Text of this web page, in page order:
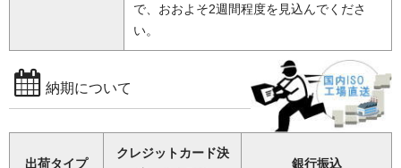
で、おおよそ2週間程度を見込んでくださ
い。
納期について
出荷タイプ
クレジットカード決
銀行振込